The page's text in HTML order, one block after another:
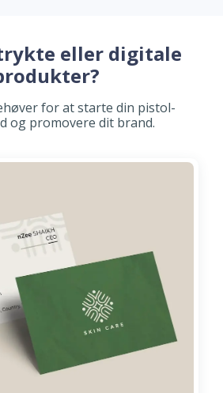
eller digitale
for at starte din pistol-
og promovere dit brand.